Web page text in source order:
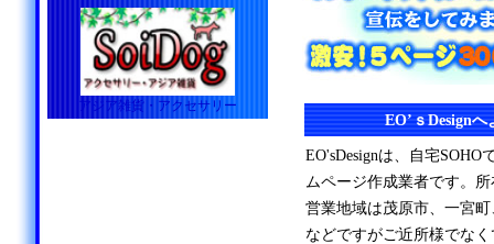
EO’ｓDesign
EO'sDesignは、自宅SOHO
ムページ作成業者です。
営業地域は茂原市、一宮
などですがご近所様でな
アジア雑貨・アクセサリー